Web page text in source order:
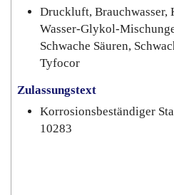
Druckluft,
Wasser-Glykol-
Schwache Säuren,
Tyfocor
Zulassungstext
Korrosionsbeständiger
10283